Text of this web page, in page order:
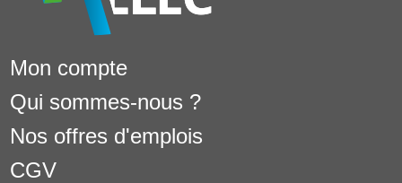
Mon compte
Qui sommes-nous ?
Nos offres d'emplois
CGV